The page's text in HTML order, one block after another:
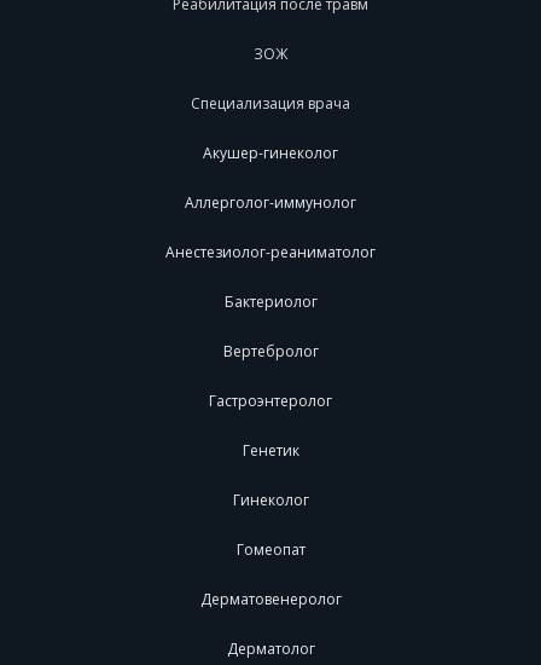
ЗОЖ
Специализация врача
Акушер-гинеколог
Аллерголог-иммунолог
Анестезиолог-реаниматолог
Бактериолог
Вертебролог
Гастроэнтеролог
Генетик
Гинеколог
Гомеопат
Дерматовенеролог
Дерматолог